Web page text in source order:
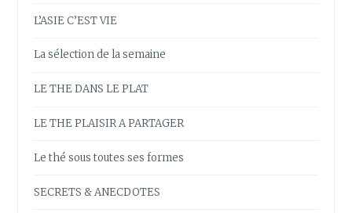
L’ASIE C’EST VIE
La sélection de la semaine
LE THE DANS LE PLAT
LE THE PLAISIR A PARTAGER
Le thé sous toutes ses formes
SECRETS & ANECDOTES